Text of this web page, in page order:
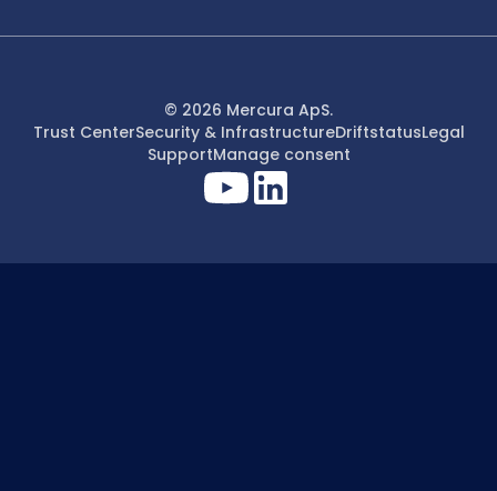
© 2026 Mercura ApS.
Trust CenterSecurity & InfrastructureDriftstatusLegal
SupportManage consent